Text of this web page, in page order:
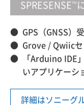
SPRESENSE™
GPS（GNSS）
Grove / Qwiicセ
「Arduino IDE
いアプリケーシ
詳細はソニーグ